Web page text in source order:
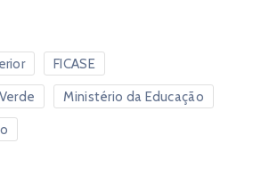
FICASE
Ministério da Educação